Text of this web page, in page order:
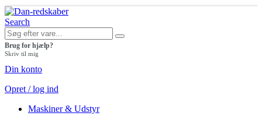
Search
Brug for hjælp?
Skriv til mig
Din konto
Opret / log ind
Maskiner & Udstyr